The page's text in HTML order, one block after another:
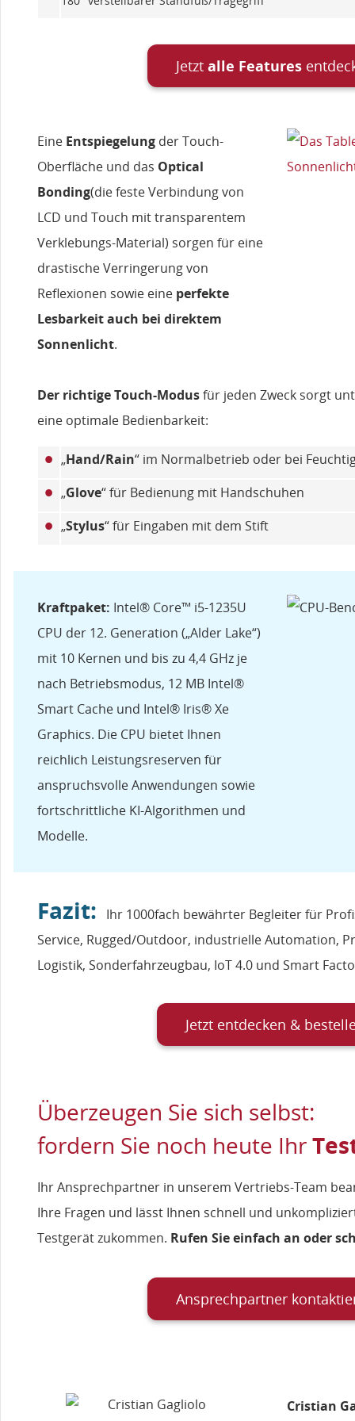
Jetzt alle Features
Eine Entspiegelung der Touch-
Oberfläche und das Optical
Bonding(die feste Verbindung von
LCD und Touch mit transparentem
Verklebungs-Material) sorgen für eine
drastische Verringerung von
Reflexionen sowie eine perfekte
Lesbarkeit auch bei direktem
Sonnenlicht.
Der richtige Touch-Modusfür jeden Zweck sorgt
eine optimale Bedienbarkeit:
• „Hand/Rain“ im Normalbetrieb oder bei
• „Glove“ für Bedienung mit Handschuhen
• „Stylus“ für Eingaben mit dem Stift
Kraftpaket: Intel® Core™ i5-1235U
CPU der 12. Generation („Alder Lake“)
mit 10 Kernen und bis zu 4,4 GHz je
nach Betriebsmodus, 12 MB Intel®
Smart Cache und Intel® Iris® Xe
Graphics. Die CPU bietet Ihnen
reichlich Leistungsreserven für
anspruchsvolle Anwendungen sowie
fortschrittliche KI-Algorithmen und
Modelle.
Fazit: Ihr 1000fach bewährter Begleiter für
Service, Rugged/Outdoor, industrielle Automation,
Logistik, Sonderfahrzeugbau, IoT 4.0 und Smart
Jetzt entdecken &
Überzeugen Sie sich selbst:
fordern Sie noch heute Ihr
Ihr Ansprechpartner in unserem Vertriebs-Team
Ihre Fragen und lässt Ihnen schnell und
Testgerät zukommen. Rufen Sie einfach an oder
Ansprechpartner
Cristian